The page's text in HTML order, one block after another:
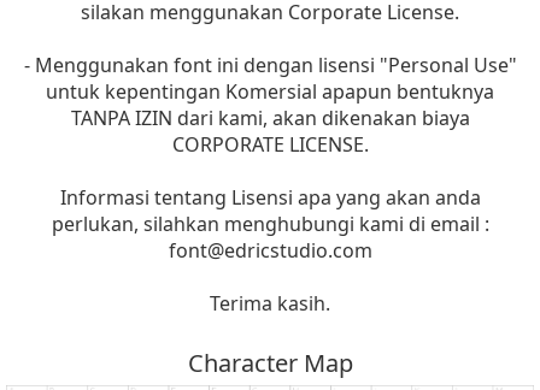
silakan menggunakan Corporate License.
- Menggunakan font ini dengan lisensi "Personal Use"
untuk kepentingan Komersial apapun bentuknya
TANPA IZIN dari kami, akan dikenakan biaya
CORPORATE LICENSE.
Informasi tentang Lisensi apa yang akan anda
perlukan, silahkan menghubungi kami di email :
font@edricstudio.com
Terima kasih.
Character Map